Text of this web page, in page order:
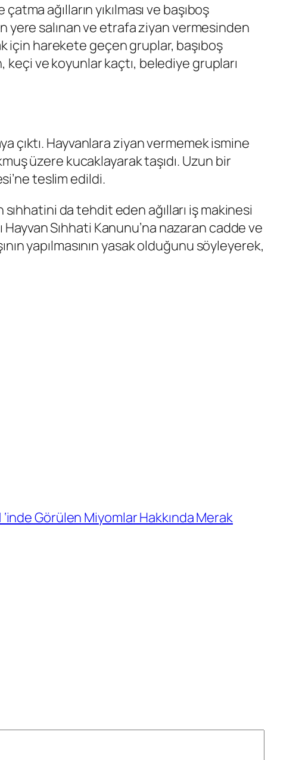
ağılların yıkılması ve başıboş
yere salınan ve etrafa ziyan vermesinden
için harekete geçen gruplar, başıboş
ve koyunlar kaçtı, belediye grupları
çıktı. Hayvanlara ziyan vermemek ismine
üzere kucaklayarak taşıdı. Uzun bir
teslim edildi.
da tehdit eden ağılları iş makinesi
Sıhhati Kanunu’na nazaran cadde ve
yapılmasının yasak olduğunu söyleyerek,
‘inde Görülen Miyomlar Hakkında Merak